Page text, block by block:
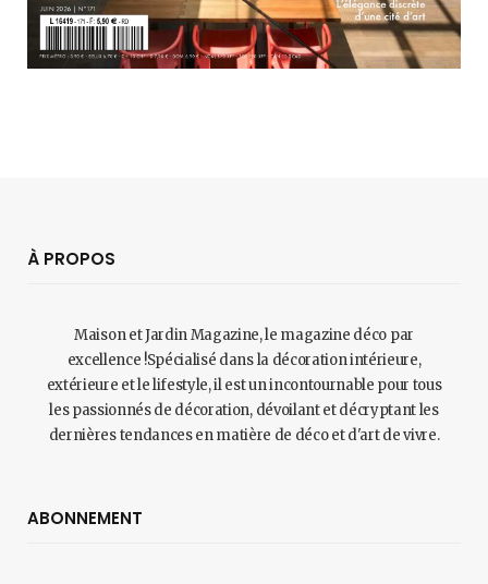
À PROPOS
Maison et Jardin Magazine, le magazine déco par
excellence !Spécialisé dans la décoration intérieure,
extérieure et le lifestyle, il est un incontournable pour tous
les passionnés de décoration, dévoilant et décryptant les
dernières tendances en matière de déco et d'art de vivre.
ABONNEMENT